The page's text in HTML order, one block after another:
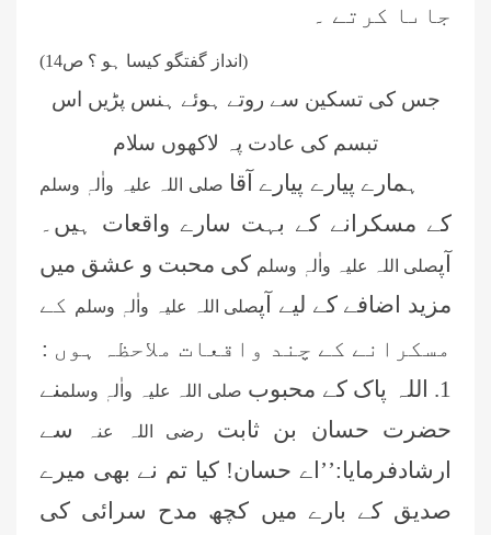
جاىا کرتے ۔
(انداز گفتگو کیسا ہو ؟ ص14)
جس کی تسکین سے روتے ہوئے ہنس پڑیں اس
تبسم کی عادت پہ لاکھوں سلام
ہمارے پیارے پیارے آقا صلی اللہ علیہ واٰلہٖ وسلم
کے مسکرانے کے بہت سارے واقعات ہیں۔
آپصلی اللہ علیہ واٰلہٖ وسلم کی محبت و عشق میں
مزید اضافے کے لیے آپصلی اللہ علیہ واٰلہٖ وسلم
کے
مسکرانے کے چند واقعات ملاحظہ ہوں :
1. اللہ پاک کے محبوب
صلی اللہ علیہ واٰلہٖ وسلمنے
حضرت حسان بن ثابت
رضی اللہ عنہ
سے
ارشادفرمایا:’’اے حسان! کیا تم نے بھی میرے
صدیق کے بارے میں کچھ مدح سرائی کی